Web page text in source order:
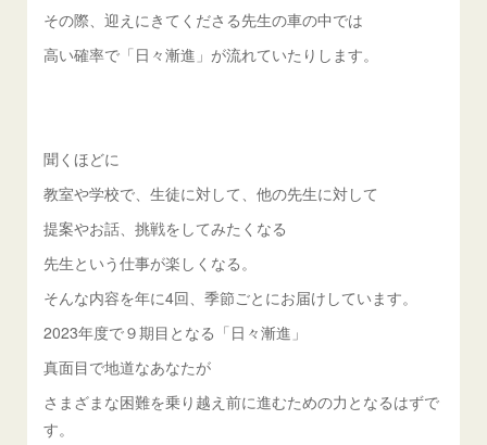
その際、迎えにきてくださる先生の車の中では
高い確率で「日々漸進」が流れていたりします。
聞くほどに
教室や学校で、生徒に対して、他の先生に対して
提案やお話、挑戦をしてみたくなる
先生という仕事が楽しくなる。
そんな内容を年に4回、季節ごとにお届けしています。
2023年度で９期目となる「日々漸進」
真面目で地道なあなたが
さまざまな困難を乗り越え前に進むための力となるはずで
す。